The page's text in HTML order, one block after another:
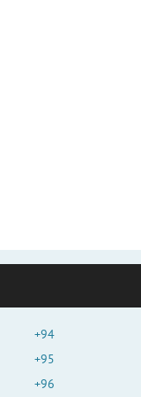
+94
+95
+96